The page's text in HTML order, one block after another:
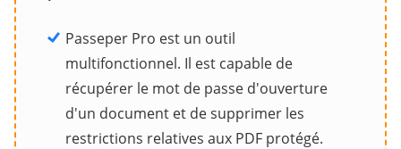
Passeper Pro est un outil
multifonctionnel. Il est capable de
récupérer le mot de passe d'ouverture
d'un document et de supprimer les
restrictions relatives aux PDF protégé.